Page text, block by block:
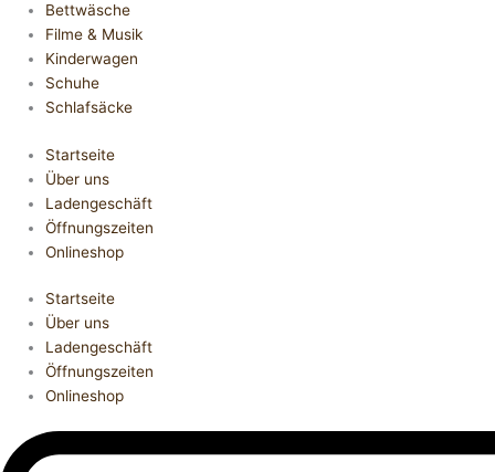
Bettwäsche
Filme & Musik
Kinderwagen
Schuhe
Schlafsäcke
Startseite
Über uns
Ladengeschäft
Öffnungszeiten
Onlineshop
Startseite
Über uns
Ladengeschäft
Öffnungszeiten
Onlineshop